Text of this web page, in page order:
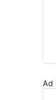
Ad